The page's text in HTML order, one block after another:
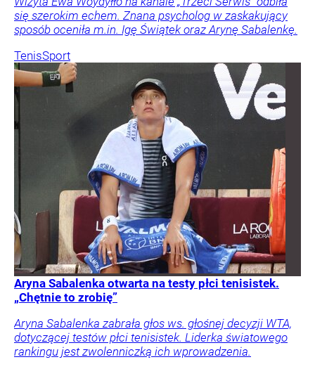
się szerokim echem. Znana psycholog w zaskakujący
sposób oceniła m.in. Igę Świątek oraz Arynę Sabalenkę.
TenisSport
Aryna Sabalenka otwarta na testy płci tenisistek.
„Chętnie to zrobię”
Aryna Sabalenka zabrała głos ws. głośnej decyzji WTA,
dotyczącej testów płci tenisistek. Liderka światowego
rankingu jest zwolenniczką ich wprowadzenia.